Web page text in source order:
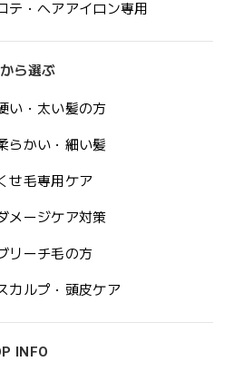
テ・ヘアアイロン専用
ら選ぶ
い・太い髪の方
らかい・細い髪
せ毛専用ケア
メージケア対策
リーチ毛の方
カルプ・頭皮ケア
INFO